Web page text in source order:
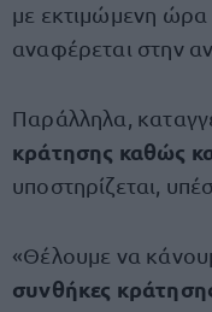
με εκτιμώμενη ώρα
αναφέρεται στην
Παράλληλα,
κράτησης καθώς
υποστηρίζεται,
«Θέλουμε να
συνθήκες